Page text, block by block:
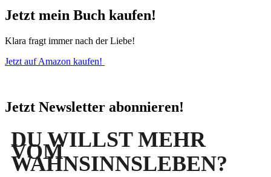
Jetzt mein Buch kaufen!
Klara fragt immer nach der Liebe!
Jetzt auf Amazon kaufen!
Jetzt Newsletter abonnieren!
DU WILLST MEHR
VOM
WAHNSINNSLEBEN?